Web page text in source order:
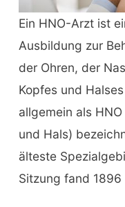
Ein HNO-Arzt ist
Ausbildung zur
der Ohren, der
Kopfes und
allgemein als
und Hals)
älteste
Sitzung fand